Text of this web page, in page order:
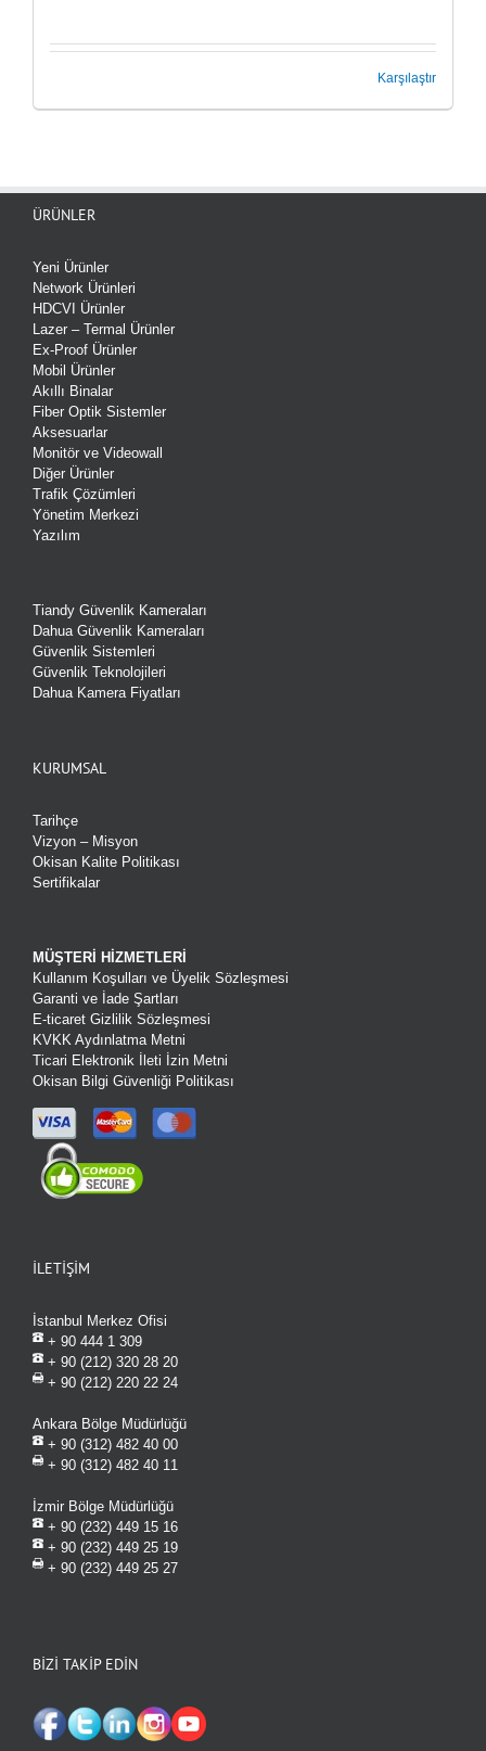
Karşılaştır
ÜRÜNLER
Yeni Ürünler
Network Ürünleri
HDCVI Ürünler
Lazer – Termal Ürünler
Ex-Proof Ürünler
Mobil Ürünler
Akıllı Binalar
Fiber Optik Sistemler
Aksesuarlar
Monitör ve Videowall
Diğer Ürünler
Trafik Çözümleri
Yönetim Merkezi
Yazılım
Tiandy Güvenlik Kameraları
Dahua Güvenlik Kameraları
Güvenlik Sistemleri
Güvenlik Teknolojileri
Dahua Kamera Fiyatları
KURUMSAL
Tarihçe
Vizyon – Misyon
Okisan Kalite Politikası
Sertifikalar
MÜŞTERİ HİZMETLERİ
Kullanım Koşulları ve Üyelik Sözleşmesi
Garanti ve İade Şartları
E-ticaret Gizlilik Sözleşmesi
KVKK Aydınlatma Metni
Ticari Elektronik İleti İzin Metni
Okisan Bilgi Güvenliği Politikası
İLETİŞİM
İstanbul Merkez Ofisi
+ 90 444 1 309
+ 90 (212) 320 28 20
+ 90 (212) 220 22 24
Ankara Bölge Müdürlüğü
+ 90 (312) 482 40 00
+ 90 (312) 482 40 11
İzmir Bölge Müdürlüğü
+ 90 (232) 449 15 16
+ 90 (232) 449 25 19
+ 90 (232) 449 25 27
BİZİ TAKİP EDİN